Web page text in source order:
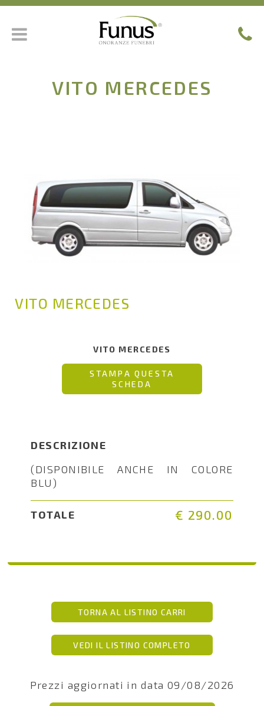
VITO MERCEDES
VITO MERCEDES
VITO MERCEDES
STAMPA QUESTA
SCHEDA
DESCRIZIONE
(DISPONIBILE ANCHE IN COLORE
BLU)
TOTALE € 290.00
TORNA AL LISTINO CARRI
VEDI IL LISTINO COMPLETO
Prezzi aggiornati in data 09/08/2026